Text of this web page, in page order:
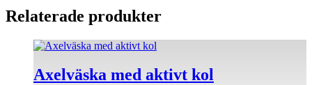
Relaterade produkter
Axelväska med aktivt kol